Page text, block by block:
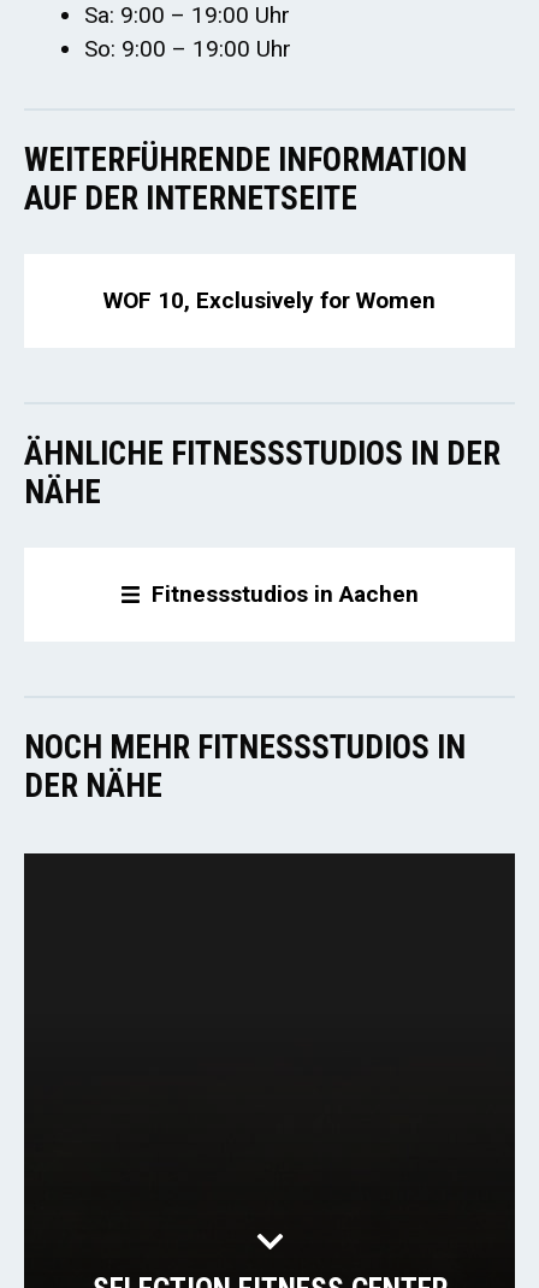
Sa: 9:00 – 19:00 Uhr
So: 9:00 – 19:00 Uhr
WEITERFÜHRENDE INFORMATION
AUF DER INTERNETSEITE
WOF 10, Exclusively for Women
ÄHNLICHE FITNESSSTUDIOS IN DER
NÄHE
Fitnessstudios in Aachen
NOCH MEHR FITNESSSTUDIOS IN
DER NÄHE